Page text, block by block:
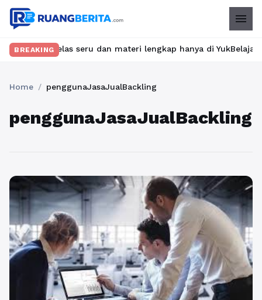
menu
BREAKING
kelas seru dan materi lengkap hanya di
Home / penggunaJasaJualBackling
penggunaJasaJualBackling